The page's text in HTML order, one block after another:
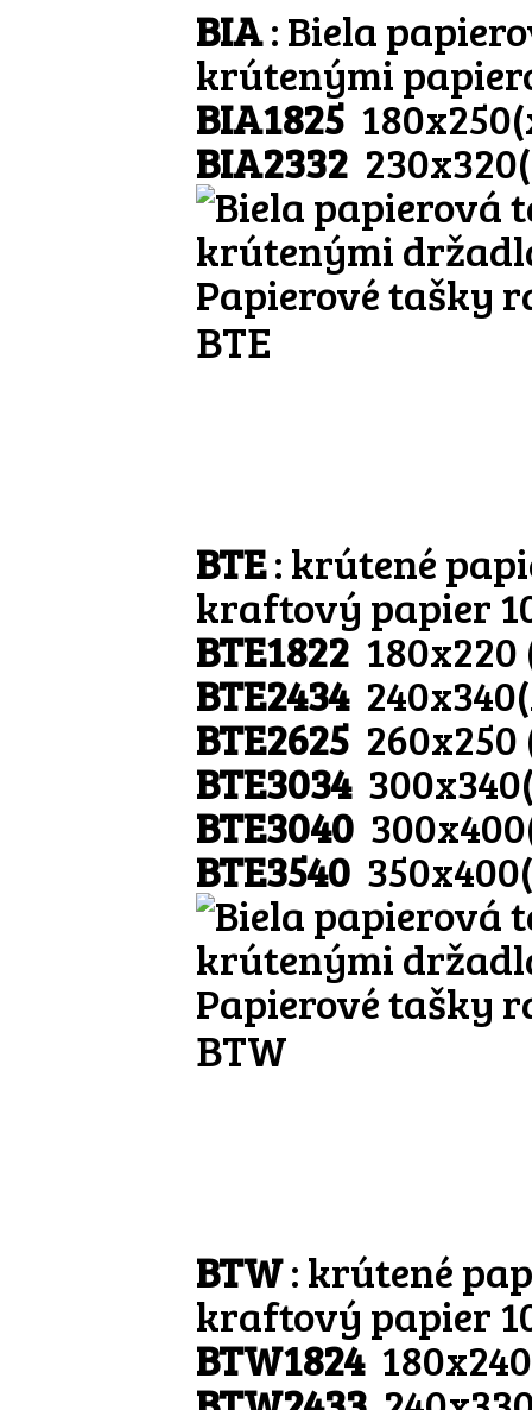
BIA: Biela
krútenými
BIA1825
BIA2332
Papierové tašky
BTE
BTE: krútené
kraftový papier
BTE1822180x220
BTE2434
BTE2625
BTE3034
BTE3040
BTE3540
Papierové tašky
BTW
BTW: krútené
kraftový papier
BTW1824